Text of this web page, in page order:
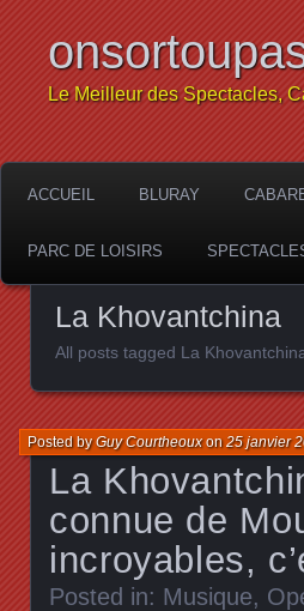
Le Meilleur des Spectacles,
ACCUEIL BLURAY
PARC DE LOISIRS
La Khovantchina
All posts tagged La
La
connue de
incroyables,
Posted byGuy Courtheouxon25 janvier
Posted in: Musique,